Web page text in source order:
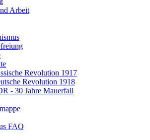
Arbeit
Revolution 1917
Revolution 1918
- 30 Jahre Mauerfall
FAQ